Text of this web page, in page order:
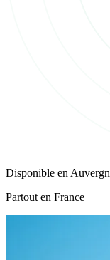
Disponible en
Partout en France